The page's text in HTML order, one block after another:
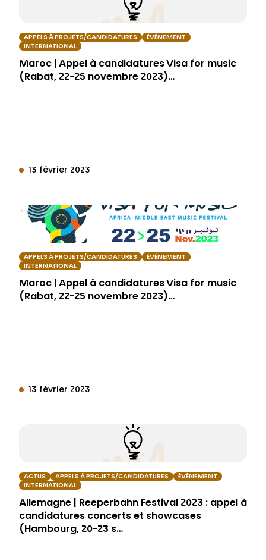
APPELS À PROJETS/CANDIDATURES
ÉVÉNEMENT
INTERNATIONAL
Maroc | Appel à candidatures Visa for music
(Rabat, 22-25 novembre 2023)…
13 février 2023
APPELS À PROJETS/CANDIDATURES
ÉVÉNEMENT
INTERNATIONAL
Maroc | Appel à candidatures Visa for music
(Rabat, 22-25 novembre 2023)…
13 février 2023
ACTUS APPELS À PROJETS/CANDIDATURES
ÉVÉNEMENT
INTERNATIONAL
Allemagne | Reeperbahn Festival 2023 : appel à
candidatures concerts et showcases
(Hambourg, 20-23 s…